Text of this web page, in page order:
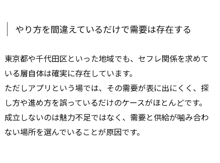
やり方を間違えているだけで需要は存在する
東京都や千代田区といった地域でも、セフレ関係を求めて
いる層自体は確実に存在しています。
ただしアプリという場では、その需要が表に出にくく、探
し方や進め方を誤っているだけのケースがほとんどです。
成立しないのは魅力不足ではなく、需要と供給が噛み合わ
ない場所を選んでいることが原因です。